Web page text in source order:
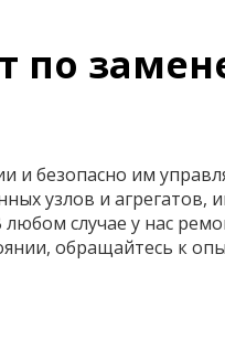
по
безопасно им
узлов и
случае у нас
обращайтесь к